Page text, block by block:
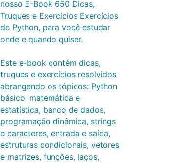
nosso E-Book 650 Dicas,
Truques e Exercícios Exercícios
de Python, para você estudar
onde e quando quiser.
Este e-book contém dicas,
truques e exercícios resolvidos
abrangendo os tópicos: Python
básico, matemática e
estatística, banco de dados,
programação dinâmica, strings
e caracteres, entrada e saída,
estruturas condicionais, vetores
e matrizes, funções, laços,